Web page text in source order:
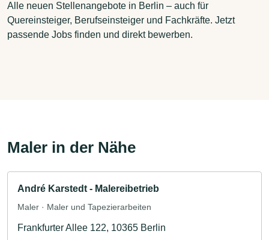
Alle neuen Stellenangebote in Berlin – auch für
Quereinsteiger, Berufseinsteiger und Fachkräfte. Jetzt
passende Jobs finden und direkt bewerben.
Maler in der Nähe
André Karstedt - Malereibetrieb
Maler · Maler und Tapezierarbeiten
Frankfurter Allee 122, 10365 Berlin